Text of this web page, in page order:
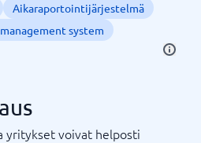
Aikaraportointijärjestelmä
system
yritykset voivat helposti